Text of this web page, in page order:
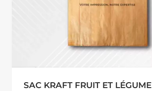
SAC KRAFT FRUIT ET LÉGUME